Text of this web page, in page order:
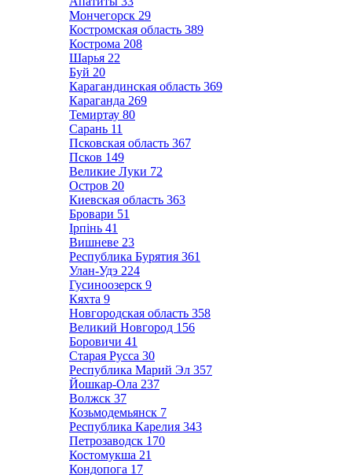
Мончегорск 29
Костромская область 389
Кострома 208
Шарья 22
Буй 20
Карагандинская область 369
Караганда 269
Темиртау 80
Сарань 11
Псковская область 367
Псков 149
Великие Луки 72
Остров 20
Киевская область 363
Бровари 51
Ірпінь 41
Вишневе 23
Республика Бурятия 361
Улан-Удэ 224
Гусиноозерск 9
Кяхта 9
Новгородская область 358
Великий Новгород 156
Боровичи 41
Старая Русса 30
Республика Марий Эл 357
Йошкар-Ола 237
Волжск 37
Козьмодемьянск 7
Республика Карелия 343
Петрозаводск 170
Костомукша 21
Кондопога 17